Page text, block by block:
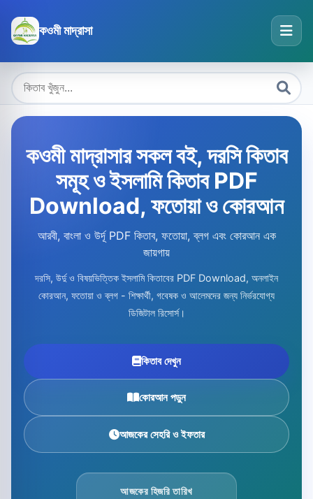
কওমী মাদ্রাসা
কওমী মাদ্রাসার সকল বই, দরসি কিতাব
সমূহ ও ইসলামি কিতাব PDF
Download, ফতোয়া ও কোরআন
আরবী, বাংলা ও উর্দূ PDF কিতাব, ফতোয়া, ব্লগ এবং কোরআন এক
জায়গায়
দরসি, উর্দু ও বিষয়ভিত্তিক ইসলামি কিতাবের PDF Download, অনলাইন
কোরআন, ফতোয়া ও ব্লগ - শিক্ষার্থী, গবেষক ও আলেমদের জন্য নির্ভরযোগ্য
ডিজিটাল রিসোর্স।
কিতাব দেখুন
কোরআন পড়ুন
আজকের সেহরি ও ইফতার
আজকের হিজরি তারিখ